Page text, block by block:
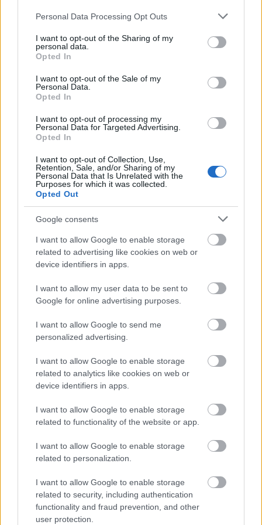
Please note that this website/app uses one or more Google
not limited to your visit or usage behaviour. You may click to
grant or deny consent to Google and its third-party tags to
use your data for below specified purposes in below Google
consent section.
Personal Data Processing Opt Outs
I want to opt-out of the Sharing of my
personal data.
Opted In
I want to opt-out of the Sale of my
Personal Data.
Opted In
I want to opt-out of processing my
Personal Data for Targeted Advertising.
Opted In
I want to opt-out of Collection, Use,
Retention, Sale, and/or Sharing of my
Personal Data that Is Unrelated with the
Purposes for which it was collected.
Opted Out
Google consents
I want to allow Google to enable storage
related to advertising like cookies on web or
device identifiers in apps.
I want to allow my user data to be sent to
Google for online advertising purposes.
I want to allow Google to send me
personalized advertising.
I want to allow Google to enable storage
related to analytics like cookies on web or
device identifiers in apps.
I want to allow Google to enable storage
related to functionality of the website or app.
I want to allow Google to enable storage
related to personalization.
I want to allow Google to enable storage
related to security, including authentication
functionality and fraud prevention, and other
user protection.
π.χ. μία κόκκινη και μία μπλέ, ύστερα τις κάνουν
τέσσερις βάζοντας τα χρώματα αντίθετα (κόκκινο-
μπλέ, μπλέ-κόκκινο). Μετά τις τέσσερις κόλλες
χαρτί τις κάνουν οκτώ, τις οκτώ δεκαέξι.
Κατόπιν φτιάχνεται η κορυφή, ο θόλος του